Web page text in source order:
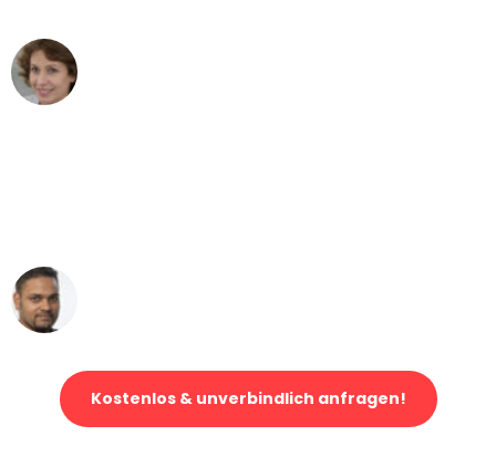
Kostenlos & unverbindlich anfragen!